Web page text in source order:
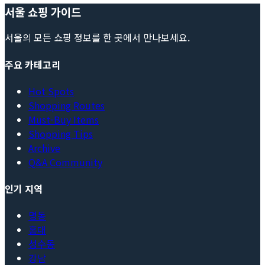
서울 쇼핑 가이드
서울의 모든 쇼핑 정보를 한 곳에서 만나보세요.
주요 카테고리
Hot Spots
Shopping Routes
Must-Buy Items
Shopping Tips
Archive
Q&A Community
인기 지역
명동
홍대
성수동
강남